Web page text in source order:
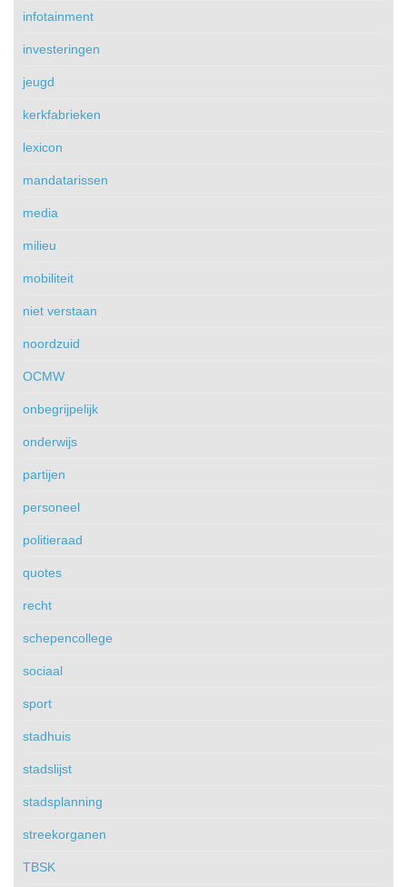
infotainment
investeringen
jeugd
kerkfabrieken
lexicon
mandatarissen
media
milieu
mobiliteit
niet verstaan
noordzuid
OCMW
onbegrijpelijk
onderwijs
partijen
personeel
politieraad
quotes
recht
schepencollege
sociaal
sport
stadhuis
stadslijst
stadsplanning
streekorganen
TBSK